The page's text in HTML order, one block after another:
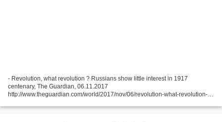
- Revolution, what revolution ? Russians show little interest in 1917
centenary, The Guardian, 06.11.2017
http://www.theguardian.com/world/2017/nov/06/revolution-what-revolution-
revolution...